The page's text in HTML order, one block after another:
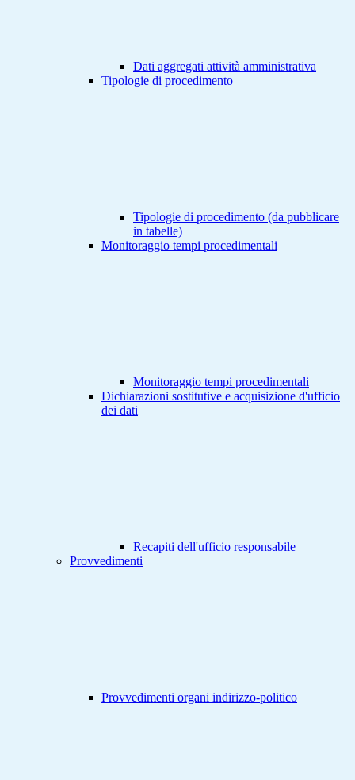
Dati aggregati attività amministrativa
Tipologie di procedimento
Tipologie di procedimento (da pubblicare
in tabelle)
Monitoraggio tempi procedimentali
Monitoraggio tempi procedimentali
Dichiarazioni sostitutive e acquisizione d'ufficio
dei dati
Recapiti dell'ufficio responsabile
Provvedimenti
Provvedimenti organi indirizzo-politico